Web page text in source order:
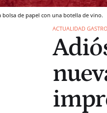
bolsa de papel con una botella de vino.
ACTUALIDAD